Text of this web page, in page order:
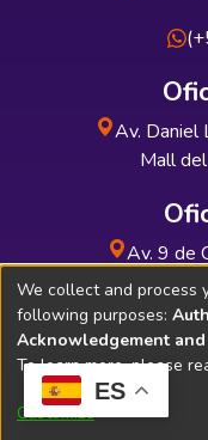
ES
Av. Daniel
Mall
Av. 9 de
Soporte
We collect and process
following purposes:
Acknowledgement
To learn more, please
Customize